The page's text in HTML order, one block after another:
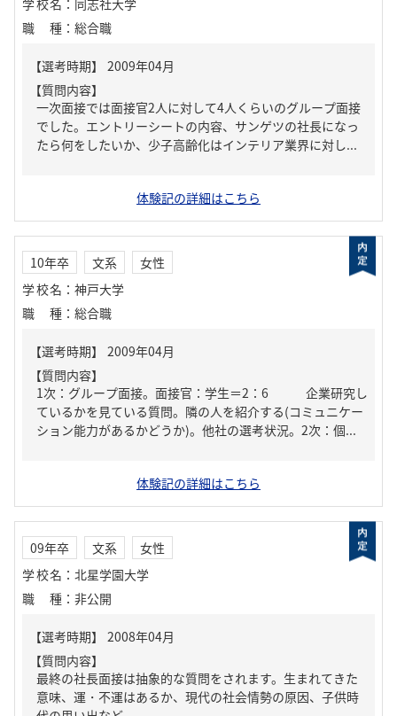
学校名 ： 同志社大学
職種 ： 総合職
【質問内容】
一次面接では面接官2人に対して4人くらいのグループ面接
でした。エントリーシートの内容、サンゲツの社長になっ
たら何をしたいか、少子高齢化はインテリア業界に対し...
体験記の詳細はこちら
10年卒 文系
女性
学校名 ： 神戸大学
職種 ： 総合職
【質問内容】
1次：グループ面接。面接官：学生＝2：6 企業研究し
ているかを見ている質問。隣の人を紹介する(コミュニケー
ション能力があるかどうか)。他社の選考状況。2次：個...
体験記の詳細はこちら
09年卒 文系
女性
学校名 ： 北星学園大学
職種 ： 非公開
【質問内容】
最終の社長面接は抽象的な質問をされます。生まれてきた
意味、運・不運はあるか、現代の社会情勢の原因、子供時